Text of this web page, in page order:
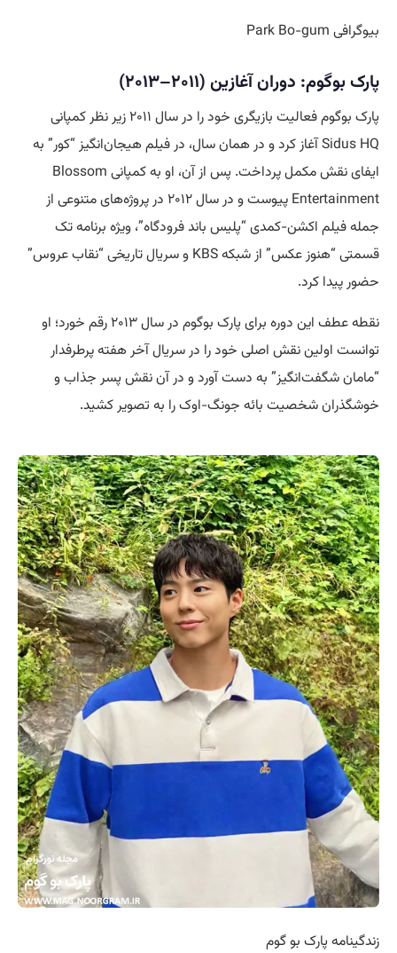
بیوگرافی Park Bo-gum
پارک بوگوم: دوران آغازین (۲۰۱۱–۲۰۱۳)
پارک بوگوم فعالیت بازیگری خود را در سال ۲۰۱۱ زیر نظر کمپانی
Sidus HQ آغاز کرد و در همان سال، در فیلم هیجان‌انگیز “کور” به
ایفای نقش مکمل پرداخت. پس از آن، او به کمپانی Blossom
Entertainment پیوست و در سال ۲۰۱۲ در پروژه‌های متنوعی از
جمله فیلم اکشن-کمدی “پلیس باند فرودگاه”، ویژه برنامه تک
قسمتی “هنوز عکس” از شبکه KBS و سریال تاریخی “نقاب عروس”
حضور پیدا کرد.
نقطه عطف این دوره برای پارک بوگوم در سال ۲۰۱۳ رقم خورد؛ او
توانست اولین نقش اصلی خود را در سریال آخر هفته پرطرفدار
“مامان شگفت‌انگیز” به دست آورد و در آن نقش پسر جذاب و
خوشگذران شخصیت بائه جونگ-اوک را به تصویر کشید.
زندگینامه پارک بو گوم